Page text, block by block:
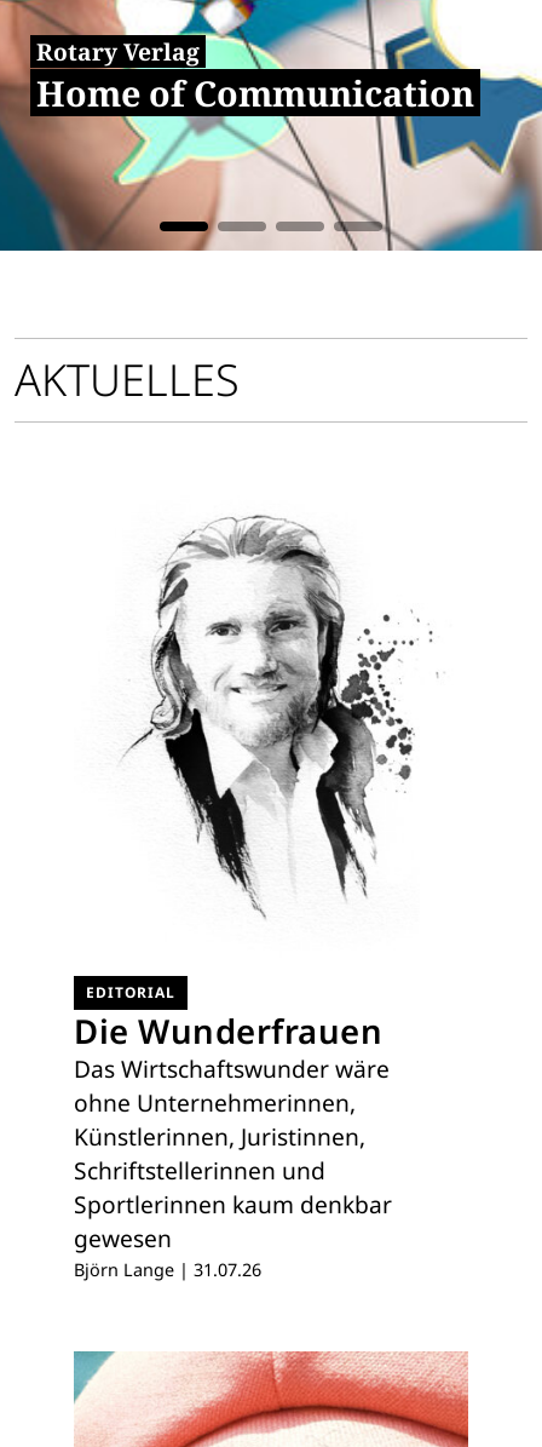
Rotary Verlag
Home of Communication
AKTUELLES
EDITORIAL
Die Wunderfrauen
Das Wirtschaftswunder wäre
ohne Unternehmerinnen,
Künstlerinnen, Juristinnen,
Schriftstellerinnen und
Sportlerinnen kaum denkbar
gewesen
Björn Lange | 31.07.26